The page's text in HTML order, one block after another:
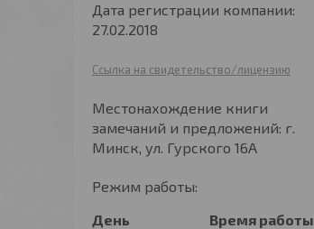
Дата регистрации компании:
27.02.2018
Ссылка на свидетельство/лицензию
Местонахождение книги
замечаний и предложений: г.
Минск, ул. Гурского 16А
Режим работы:
День
Время работы